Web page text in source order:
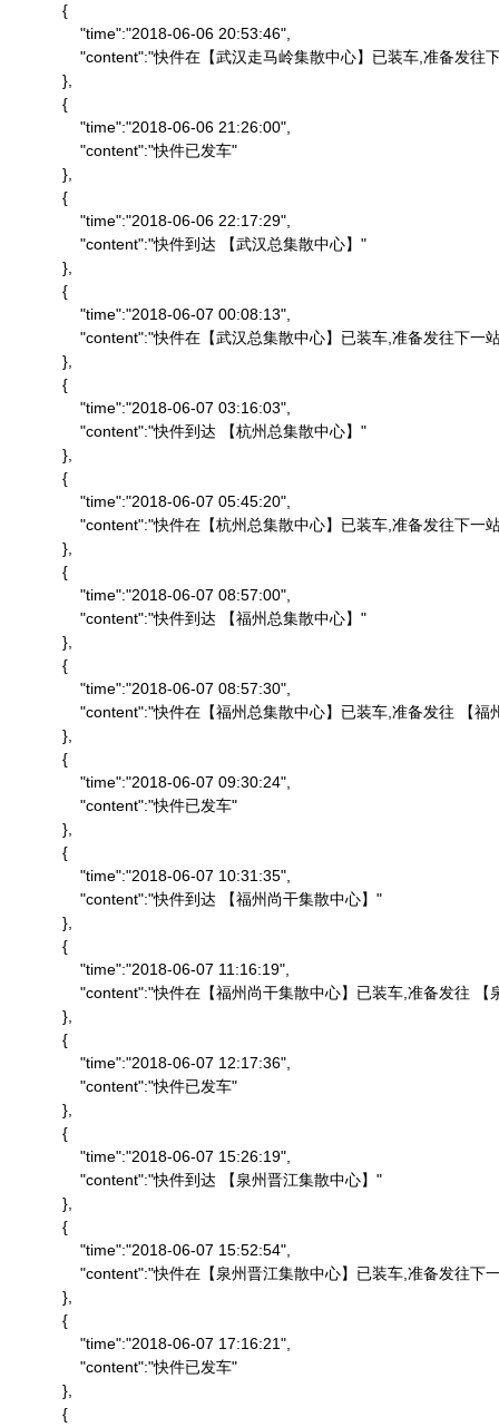
            {
                "time":"2018-06-06 20:53:46",
"content":"快件在【武汉走马岭集散中心】已装车,准备发往
            },
            {
                "time":"2018-06-06 21:26:00",
                "content":"快件已发车"
            },
            {
                "time":"2018-06-06 22:17:29",
                "content":"快件到达 【武汉总集散中心】"
            },
            {
                "time":"2018-06-07 00:08:13",
"content":"快件在【武汉总集散中心】已装车,准备发往下一
            },
            {
                "time":"2018-06-07 03:16:03",
                "content":"快件到达 【杭州总集散中心】"
            },
            {
                "time":"2018-06-07 05:45:20",
"content":"快件在【杭州总集散中心】已装车,准备发往下一
            },
            {
                "time":"2018-06-07 08:57:00",
                "content":"快件到达 【福州总集散中心】"
            },
            {
                "time":"2018-06-07 08:57:30",
"content":"快件在【福州总集散中心】已装车,准备发往 【
            },
            {
                "time":"2018-06-07 09:30:24",
                "content":"快件已发车"
            },
            {
                "time":"2018-06-07 10:31:35",
                "content":"快件到达 【福州尚干集散中心】"
            },
            {
                "time":"2018-06-07 11:16:19",
"content":"快件在【福州尚干集散中心】已装车,准备发往
            },
            {
                "time":"2018-06-07 12:17:36",
                "content":"快件已发车"
            },
            {
                "time":"2018-06-07 15:26:19",
                "content":"快件到达 【泉州晋江集散中心】"
            },
            {
                "time":"2018-06-07 15:52:54",
"content":"快件在【泉州晋江集散中心】已装车,准备发往下
            },
            {
                "time":"2018-06-07 17:16:21",
                "content":"快件已发车"
            },
            {